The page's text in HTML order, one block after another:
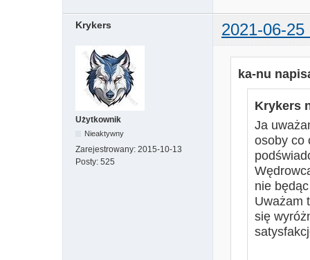
Krykers 2021-06-25
Użytkownik
Nieaktywny
Zarejestrowany: 2015-10-13
Posty: 525
ka-nu
Krykers
Ja
osoby co
nie
Uważam
się